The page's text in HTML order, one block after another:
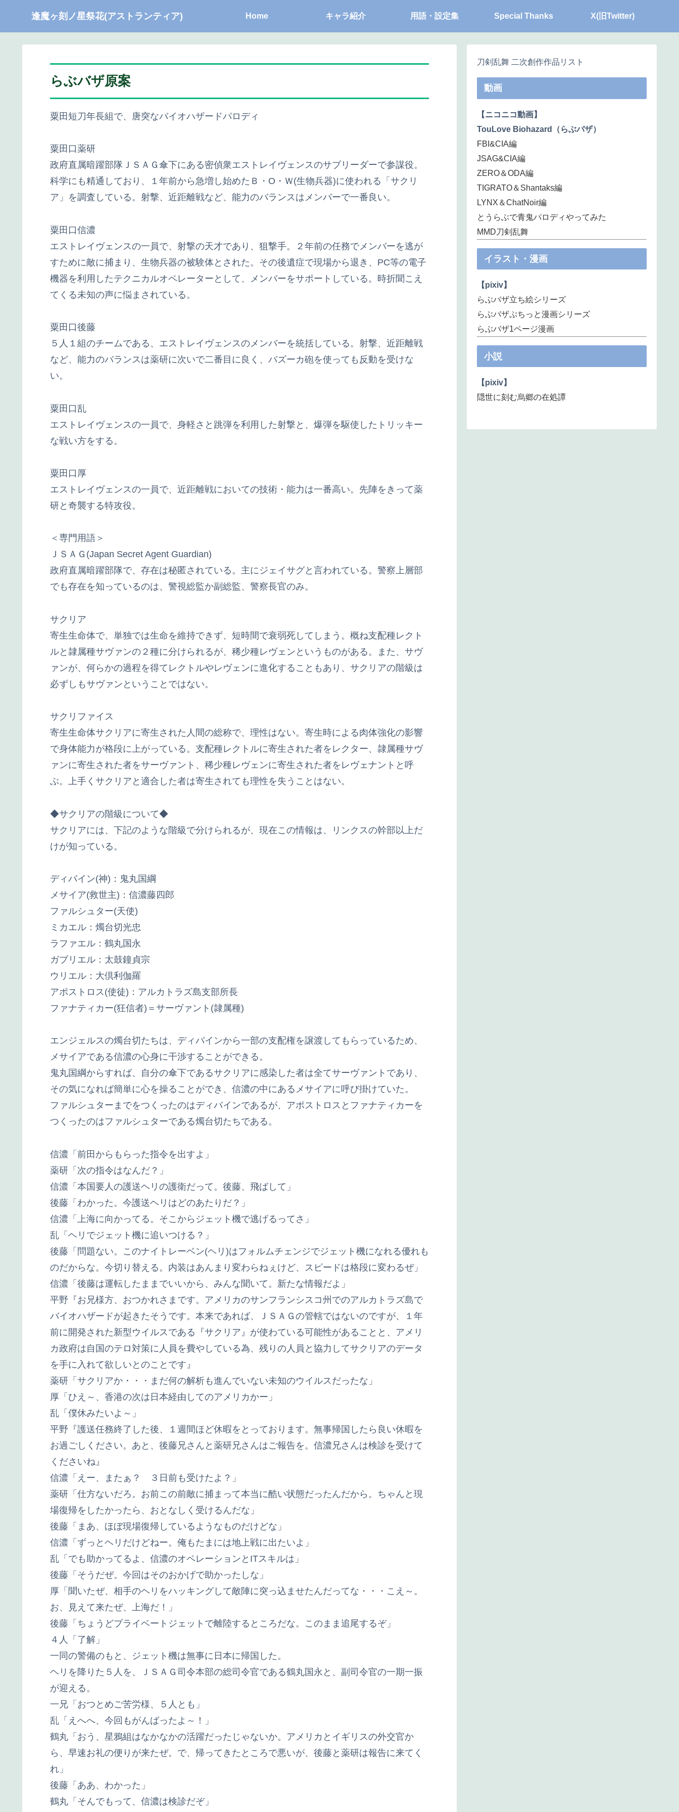
逢魔ヶ刻ノ星祭花(アストランティア) Home キャラ紹介 用語・設定集 Special Thanks X(旧Twitter)
らぶバザ原案
粟田短刀年長組で、唐突なバイオハザードパロディ
粟田口薬研
政府直属暗躍部隊ＪＳＡＧ傘下にある密偵衆エストレイヴェンスのサブリーダーで参謀役。
科学にも精通しており、１年前から急増し始めたＢ・О・Ｗ(生物兵器)に使われる「サクリ
ア」を調査している。射撃、近距離戦など、能力のバランスはメンバーで一番良い。
粟田口信濃
エストレイヴェンスの一員で、射撃の天才であり、狙撃手。２年前の任務でメンバーを逃が
すために敵に捕まり、生物兵器の被験体とされた。その後遺症で現場から退き、PC等の電子
機器を利用したテクニカルオペレーターとして、メンバーをサポートしている。時折聞こえ
てくる未知の声に悩まされている。
粟田口後藤
５人１組のチームである、エストレイヴェンスのメンバーを統括している。射撃、近距離戦
など、能力のバランスは薬研に次いで二番目に良く、バズーカ砲を使っても反動を受けな
い。
粟田口乱
エストレイヴェンスの一員で、身軽さと跳弾を利用した射撃と、爆弾を駆使したトリッキー
な戦い方をする。
粟田口厚
エストレイヴェンスの一員で、近距離戦においての技術・能力は一番高い。先陣をきって薬
研と奇襲する特攻役。
＜専門用語＞
ＪＳＡＧ(Japan Secret Agent Guardian)
政府直属暗躍部隊で、存在は秘匿されている。主にジェイサグと言われている。警察上層部
でも存在を知っているのは、警視総監か副総監、警察長官のみ。
サクリア
寄生生命体で、単独では生命を維持できず、短時間で衰弱死してしまう。概ね支配種レクト
ルと隷属種サヴァンの２種に分けられるが、稀少種レヴェンというものがある。また、サヴ
ァンが、何らかの過程を得てレクトルやレヴェンに進化することもあり、サクリアの階級は
必ずしもサヴァンということではない。
サクリファイス
寄生生命体サクリアに寄生された人間の総称で、理性はない。寄生時による肉体強化の影響
で身体能力が格段に上がっている。支配種レクトルに寄生された者をレクター、隷属種サヴ
ァンに寄生された者をサーヴァント、稀少種レヴェンに寄生された者をレヴェナントと呼
ぶ。上手くサクリアと適合した者は寄生されても理性を失うことはない。
◆サクリアの階級について◆
サクリアには、下記のような階級で分けられるが、現在この情報は、リンクスの幹部以上だ
けが知っている。
ディバイン(神)：鬼丸国綱
メサイア(救世主)：信濃藤四郎
ファルシュター(天使)
ミカエル：燭台切光忠
ラファエル：鶴丸国永
ガブリエル：太鼓鐘貞宗
ウリエル：大倶利伽羅
アポストロス(使徒)：アルカトラズ島支部所長
ファナティカー(狂信者)＝サーヴァント(隷属種)
エンジェルスの燭台切たちは、ディバインから一部の支配権を譲渡してもらっているため、
メサイアである信濃の心身に干渉することができる。
鬼丸国綱からすれば、自分の傘下であるサクリアに感染した者は全てサーヴァントであり、
その気になれば簡単に心を操ることができ、信濃の中にあるメサイアに呼び掛けていた。
ファルシュターまでをつくったのはディバインであるが、アポストロスとファナティカーを
つくったのはファルシュターである燭台切たちである。
信濃「前田からもらった指令を出すよ」
薬研「次の指令はなんだ？」
信濃「本国要人の護送ヘリの護衛だって。後藤、飛ばして」
後藤「わかった。今護送ヘリはどのあたりだ？」
信濃「上海に向かってる。そこからジェット機で逃げるってさ」
乱「ヘリでジェット機に追いつける？」
後藤「問題ない。このナイトレーベン(ヘリ)はフォルムチェンジでジェット機になれる優れも
のだからな。今切り替える。内装はあんまり変わらねぇけど、スピードは格段に変わるぜ」
信濃「後藤は運転したままでいいから、みんな聞いて。新たな情報だよ」
平野『お兄様方、おつかれさまです。アメリカのサンフランシスコ州でのアルカトラズ島で
バイオハザードが起きたそうです。本来であれば、ＪＳＡＧの管轄ではないのですが、１年
前に開発された新型ウイルスである『サクリア』が使わている可能性があることと、アメリ
カ政府は自国のテロ対策に人員を費やしている為、残りの人員と協力してサクリアのデータ
を手に入れて欲しいとのことです』
薬研「サクリアか・・・まだ何の解析も進んでいない未知のウイルスだったな」
厚「ひえ～、香港の次は日本経由してのアメリカかー」
乱「僕休みたいよ～」
平野『護送任務終了した後、１週間ほど休暇をとっております。無事帰国したら良い休暇を
お過ごしください。あと、後藤兄さんと薬研兄さんはご報告を。信濃兄さんは検診を受けて
くださいね』
信濃「えー、またぁ？ ３日前も受けたよ？」
薬研「仕方ないだろ。お前この前敵に捕まって本当に酷い状態だったんだから。ちゃんと現
場復帰をしたかったら、おとなしく受けるんだな」
後藤「まあ、ほぼ現場復帰しているようなものだけどな」
信濃「ずっとヘリだけどねー。俺もたまには地上戦に出たいよ」
乱「でも助かってるよ、信濃のオペレーションとITスキルは」
後藤「そうだぜ。今回はそのおかげで助かったしな」
厚「聞いたぜ、相手のヘリをハッキングして敵陣に突っ込ませたんだってな・・・こえ～。
お、見えて来たぜ、上海だ！」
後藤「ちょうどプライベートジェットで離陸するところだな。このまま追尾するぞ」
４人「了解」
一同の警備のもと、ジェット機は無事に日本に帰国した。
ヘリを降りた５人を、ＪＳＡＧ司令本部の総司令官である鶴丸国永と、副司令官の一期一振
が迎える。
一兄「おつとめご苦労様、５人とも」
乱「えへへ、今回もがんばったよ～！」
鶴丸「おう、星鴉組はなかなかの活躍だったじゃないか。アメリカとイギリスの外交官か
ら、早速お礼の便りが来たぜ。で、帰ってきたところで悪いが、後藤と薬研は報告に来てく
れ」
後藤「ああ、わかった」
鶴丸「そんでもって、信濃は検診だぞ」
刀剣乱舞 二次創作作品リスト
動画
【ニコニコ動画】
TouLove Biohazard（らぶバザ）
FBI&CIA編
JSAG&CIA編
ZERO＆ODA編
TIGRATO＆Shantaks編
LYNX＆ChatNoir編
とうらぶで青鬼パロディやってみた
MMD刀剣乱舞
イラスト・漫画
【pixiv】
らぶバザ立ち絵シリーズ
らぶバザぷちっと漫画シリーズ
らぶバザ1ページ漫画
小説
【pixiv】
隠世に刻む烏郷の在処譚